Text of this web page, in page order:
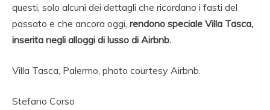
questi, solo alcuni dei dettagli che ricordano i fasti del
passato e che ancora oggi, rendono speciale Villa Tasca,
inserita negli alloggi di lusso di Airbnb.
Villa Tasca, Palermo, photo courtesy Airbnb.
Stefano Corso